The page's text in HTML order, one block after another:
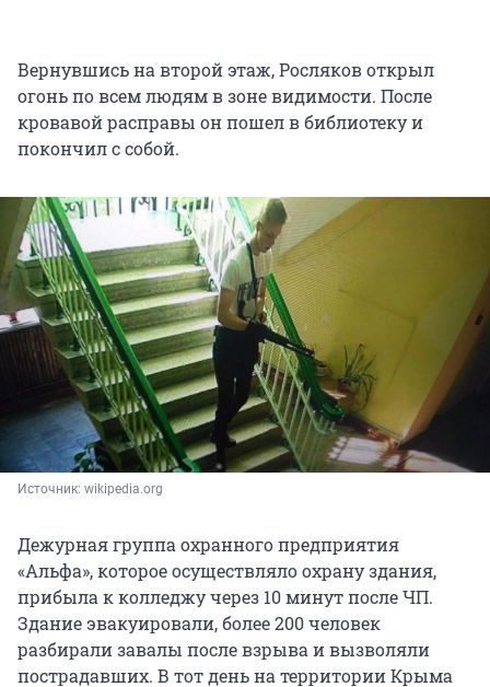
Вернувшись на второй этаж, Росляков открыл
огонь по всем людям в зоне видимости. После
кровавой расправы он пошел в библиотеку и
покончил с собой.
Источник: wikipedia.org
Дежурная группа охранного предприятия
«Альфа», которое осуществляло охрану здания,
прибыла к колледжу через 10 минут после ЧП.
Здание эвакуировали, более 200 человек
разбирали завалы после взрыва и вызволяли
пострадавших. В тот день на территории Крыма